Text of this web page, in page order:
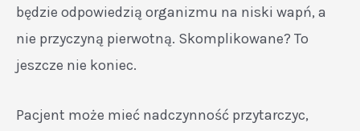
będzie odpowiedzią organizmu na niski wapń, a
nie przyczyną pierwotną. Skomplikowane? To
jeszcze nie koniec.
Pacjent może mieć nadczynność przytarczyc,